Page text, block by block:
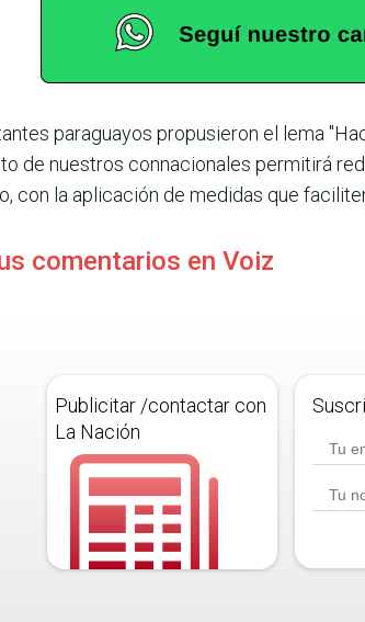
paraguayos propusieron el lema
de nuestros connacionales permitirá
con la aplicación de medidas que
comentarios en Voiz
Publicitar /contactar con
La Nación